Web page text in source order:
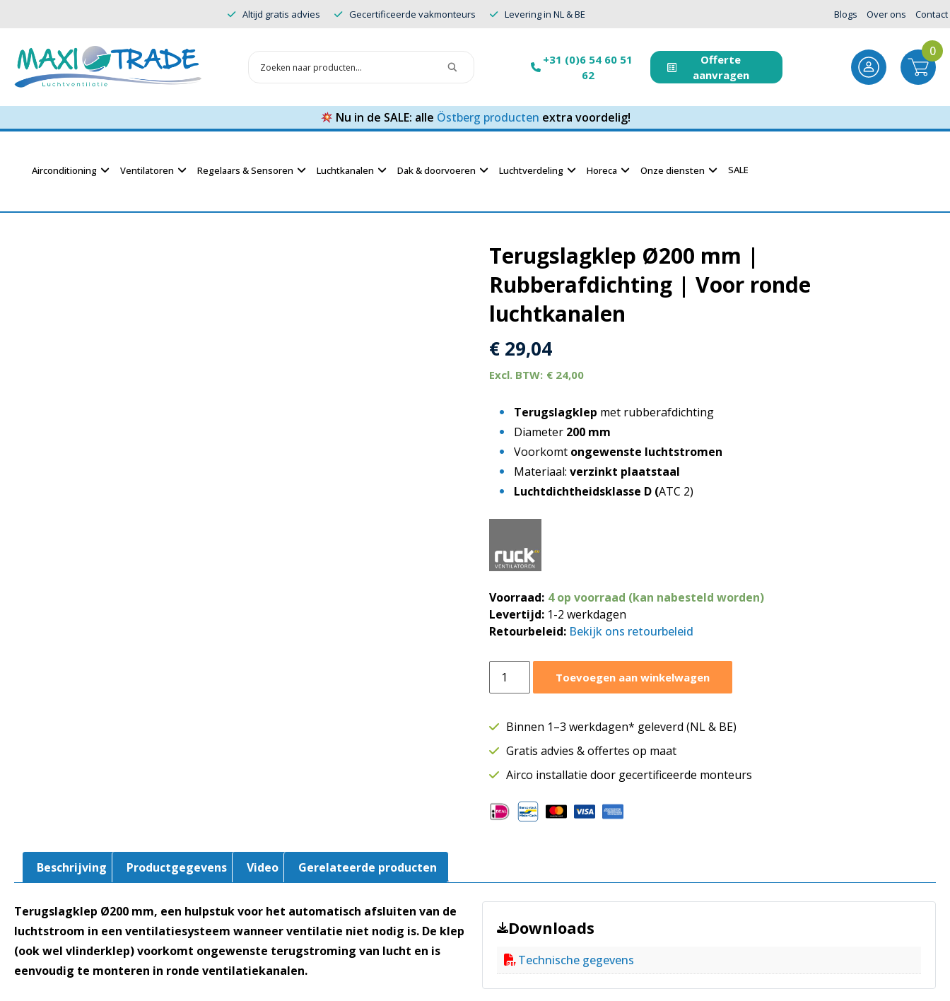
Altijd gratis advies Gecertificeerde vakmonteurs Levering in NL & BE Blogs Over ons Contact
+31 (0)6 54 60 51
62
Offerte
aanvragen
0
Nu in de SALE: alle Östberg producten extra voordelig!
Airconditioning Ventilatoren Regelaars & Sensoren Luchtkanalen Dak & doorvoeren Luchtverdeling Horeca Onze diensten SALE
Terugslagklep Ø200 mm |
Rubberafdichting | Voor ronde
luchtkanalen
€ 29,04
€ 24,00
Terugslagklep met rubberafdichting
Diameter 200 mm
Voorkomt ongewenste luchtstromen
Materiaal: verzinkt plaatstaal
Luchtdichtheidsklasse D (ATC 2)
Voorraad: 4 op voorraad (kan nabesteld worden)
Levertijd: 1-2 werkdagen
Retourbeleid: Bekijk ons retourbeleid
Ø200
|
Voor
luchtkanalen
aantal
Toevoegen aan winkelwagen
Binnen 1–3 werkdagen* geleverd (NL & BE)
Gratis advies & offertes op maat
Airco installatie door gecertificeerde monteurs
Beschrijving Productgegevens Video Gerelateerde producten
Terugslagklep Ø200 mm, een hulpstuk voor het automatisch afsluiten van de
luchtstroom in een ventilatiesysteem wanneer ventilatie niet nodig is. De klep
(ook wel vlinderklep) voorkomt ongewenste terugstroming van lucht en is
eenvoudig te monteren in ronde ventilatiekanalen.
Downloads
Technische gegevens